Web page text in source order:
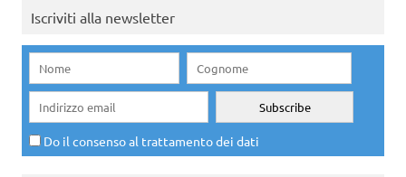
Iscriviti alla newsletter
Do il consenso al trattamento dei dati